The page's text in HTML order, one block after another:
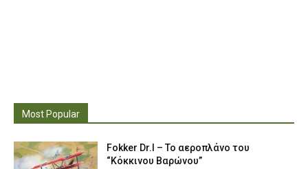
Most Popular
Fokker Dr.I – To αεροπλάνο του
“Κόκκινου Βαρώνου”